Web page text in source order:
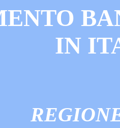
IN